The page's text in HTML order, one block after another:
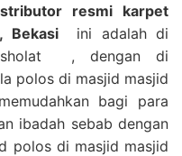
resmi karpet
Bekasiini adalah di
sholat , dengan di
polos di masjid masjid
bagi para
ibadah sebab dengan
polos di masjid masjid